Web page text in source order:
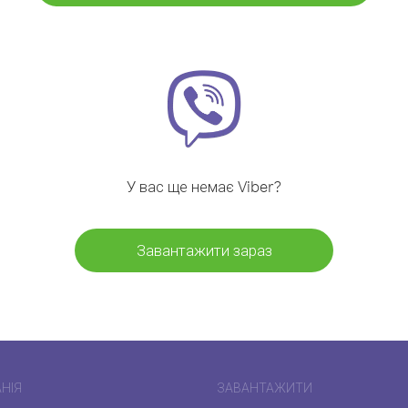
У вас ще немає Viber?
Завантажити зараз
ЗАВАНТАЖИТИ